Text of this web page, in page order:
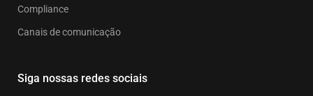
Compliance
Canais de comunicação
Siga nossas redes sociais